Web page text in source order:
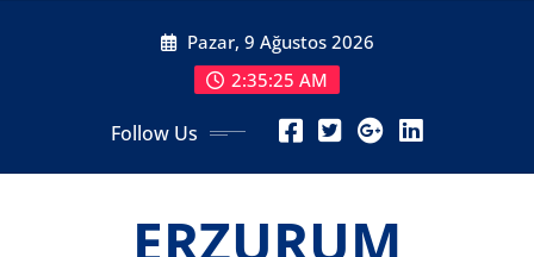
Pazar, 9 Ağustos 2026
2:35:26 AM
Follow Us
ERZURUM